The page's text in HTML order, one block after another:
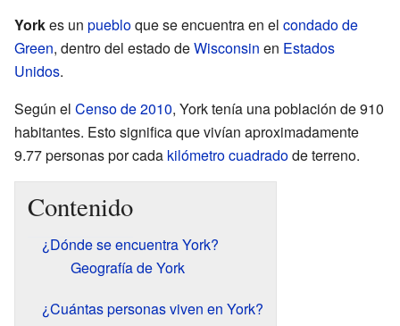
Yorkes un puebloque se encuentra en el condado de
Green, dentro del estado deWisconsin en Estados
Unidos.
Según el Censo de 2010, York tenía una población de 910
habitantes. Esto significa que vivían aproximadamente
9.77 personas por cada kilómetro cuadradode terreno.
Contenido
¿Dónde se encuentra York?
Geografía de York
¿Cuántas personas viven en York?